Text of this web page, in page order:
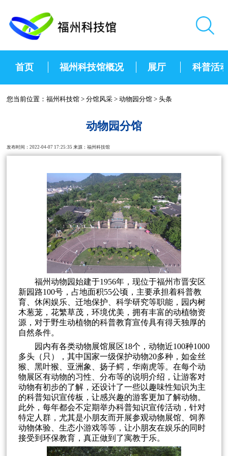
首页 福州科技馆概况 展厅 科普活
您当前位置：福州科技馆 >分馆风采 >动物园分馆 >头条
动物园分馆
发布时间：2022-04-07 17:25:35 来源：福州科技馆
福州动物园始建于1956年，现位于福州市晋安区
新园路100号，占地面积55公顷，主要承担着科普教
育、休闲娱乐、迁地保护、科学研究等职能，园内树
木葱茏，花繁草茂，环境优美，拥有丰富的动植物资
源，对于野生动植物的科普教育宣传具有得天独厚的
自然条件。
园内有各类动物展馆展区18个，动物近100种1000
多头（只），其中国家一级保护动物20多种，如金丝
猴、黑叶猴、亚洲象、扬子鳄，华南虎等。在每个动
物展区有动物的习性、分布等的说明介绍，让游客对
动物有初步的了解，还设计了一些以趣味性知识为主
的科普知识宣传板，让感兴趣的游客更加了解动物。
此外，每年都会不定期举办科普知识宣传活动，针对
特定人群，尤其是小朋友而开展参观动物展馆、饲养
动物体验、生态小游戏等等，让小朋友在娱乐的同时
接受到环保教育，真正做到了寓教于乐。